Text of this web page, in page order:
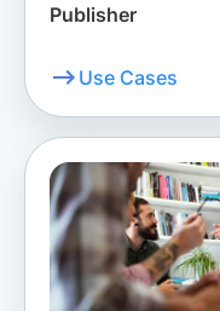
Publisher
Use Cases